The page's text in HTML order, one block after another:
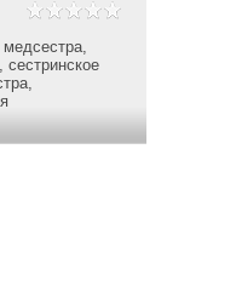
медсестра,
, сестринское
,